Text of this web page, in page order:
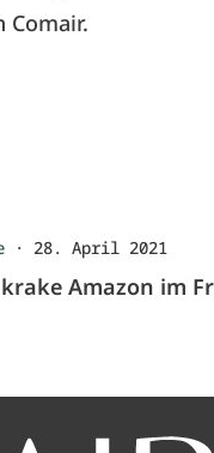
Comair.
· 28. April 2021
Amazon im